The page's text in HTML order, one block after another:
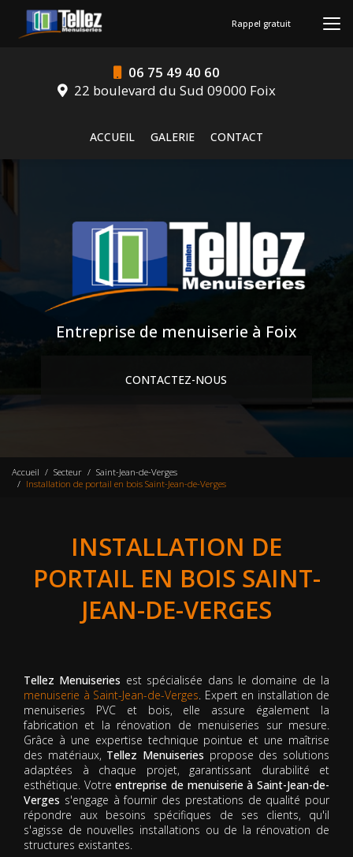
contenu
06 75 49 40 60
22 boulevard du Sud 09000 Foix
ACCUEIL
GALERIE CONTACT
Rappel gratuit
Entreprise de menuiserie à Foix
CONTACTEZ-NOUS
Accueil Secteur
Saint-Jean-de-Verges
Installation de portail en bois Saint-Jean-de-Verges
INSTALLATION DE
PORTAIL EN BOIS SAINT-
JEAN-DE-VERGES
Tellez Menuiseries est spécialisée dans le domaine de la
menuiserie à Saint-Jean-de-Verges. Expert en installation de
menuiseries PVC et bois, elle assure également la
fabrication et la rénovation de menuiseries sur mesure.
Grâce à une expertise technique pointue et une maîtrise
des matériaux, Tellez Menuiseries propose des solutions
adaptées à chaque projet, garantissant durabilité et
esthétique. Votreentreprise de menuiserie à Saint-Jean-de-
Verges s'engage à fournir des prestations de qualité pour
répondre aux besoins spécifiques de ses clients, qu'il
s'agisse de nouvelles installations ou de la rénovation de
structures existantes.